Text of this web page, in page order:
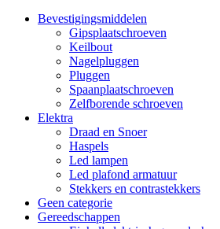
Bevestigingsmiddelen
Gipsplaatschroeven
Keilbout
Nagelpluggen
Pluggen
Spaanplaatschroeven
Zelfborende schroeven
Elektra
Draad en Snoer
Haspels
Led lampen
Led plafond armatuur
Stekkers en contrastekkers
Geen categorie
Gereedschappen